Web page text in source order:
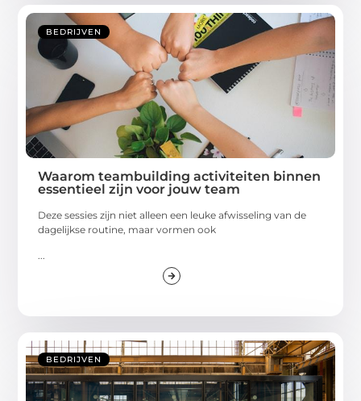
BEDRIJVEN
Waarom teambuilding activiteiten binnen
essentieel zijn voor jouw team
Deze sessies zijn niet alleen een leuke afwisseling van de
dagelijkse routine, maar vormen ook
...
BEDRIJVEN